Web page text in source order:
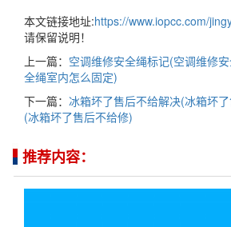
本文链接地址:https://www.iopcc.com/
请保留说明！
上一篇： 空调维修安全绳标记(空调维修
全绳室内怎么固定)
下一篇： 冰箱坏了售后不给解决(冰箱坏
(冰箱坏了售后不给修)
推荐内容：